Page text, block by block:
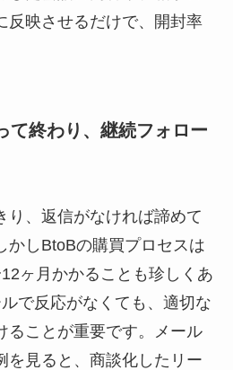
反映させるだけで、開封率
て終わり、継続フォロー
り、返信がなければ諦めて
かしBtoBの購買プロセスは
ヶ月かかることも珍しくあ
で反応がなくても、適切な
ることが重要です。メール
を見ると、商談化したリー